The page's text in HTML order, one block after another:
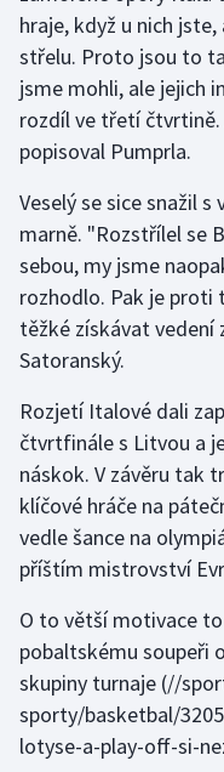
Short track
Sportovní střelba
Stolní tenis
Triatlon
Vodní slalom
Volejbal
Ostatní
hraje, když u nich
střelu. Proto jsou to
jsme mohli, ale jejich
rozdíl ve třetí
popisoval Pumprla.
Veselý se sice snažil
marně. "Rozstřílel se
sebou, my jsme
rozhodlo. Pak je proti
těžké získávat vedení
Satoranský.
Rozjetí Italové dali
čtvrtfinále s Litvou a
náskok. V závěru tak
klíčové hráče na
vedle šance na
příštím mistrovství
O to větší motivace
pobaltskému soupeři
skupiny turnaje (//
sporty/basketbal/
lotyse-a-play-off-si-